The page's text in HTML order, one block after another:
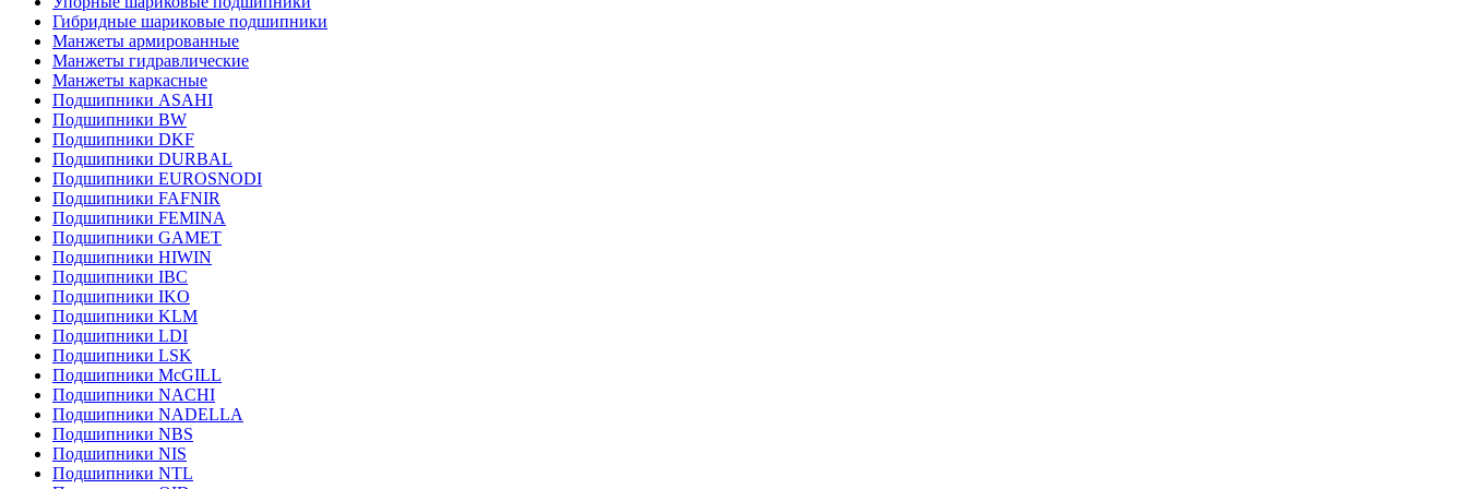
Гибридные шариковые подшипники
Манжеты армированные
Манжеты гидравлические
Манжеты каркасные
Подшипники ASAHI
Подшипники BW
Подшипники DKF
Подшипники DURBAL
Подшипники EUROSNODI
Подшипники FAFNIR
Подшипники FEMINA
Подшипники GAMET
Подшипники HIWIN
Подшипники IBC
Подшипники IKO
Подшипники KLM
Подшипники LDI
Подшипники LSK
Подшипники McGILL
Подшипники NACHI
Подшипники NADELLA
Подшипники NBS
Подшипники NIS
Подшипники NTL